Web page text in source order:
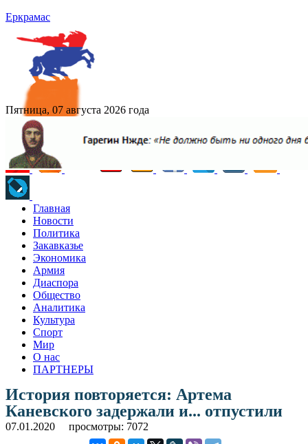
Еркрамас
Пятница, 07 августа 2026 года
Главная
Новости
Политика
Закавказье
Экономика
Армия
Диаспора
Общество
Аналитика
Культура
Спорт
Мир
О нас
ПАРТНЕРЫ
История повторяется: Артема
Каневского задержали и... отпустили
07.01.2020 просмотры: 7072